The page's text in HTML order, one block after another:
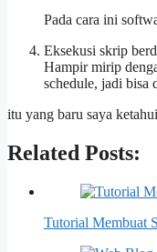
Pada cara ini
Eksekusi skrip
Hampir mirip
schedule, jadi bisa
itu yang baru saya
Related Posts:
Tutorial Membuat